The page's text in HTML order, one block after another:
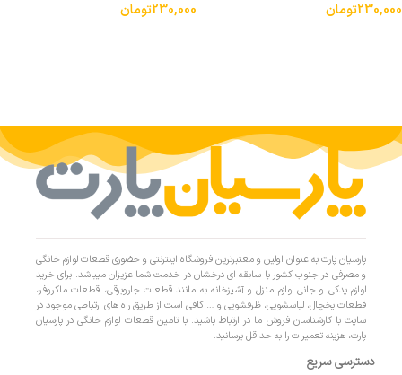
230,000تومان
230,000تومان
پارسیان پارت به عنوان اولین و معتبرترین فروشگاه اینترنتی و حضوری قطعات لوازم خانگی
و مصرفی در جنوب کشور با سابقه ای درخشان در خدمت شما عزیزان میباشد. برای خرید
لوازم یدکی و جانی لوازم منزل و آشپزخانه به مانند قطعات جاروبرقی، قطعات ماکروفر،
قطعات یخچال، لباسشویی، ظرفشویی و … کافی است از طریق راه های ارتباطی موجود در
سایت با کارشناسان فروش ما در ارتباط باشید. با تامین قطعات لوازم خانگی در پارسیان
پارت، هزینه تعمیرات را به حداقل برسانید.
دسترسی سریع